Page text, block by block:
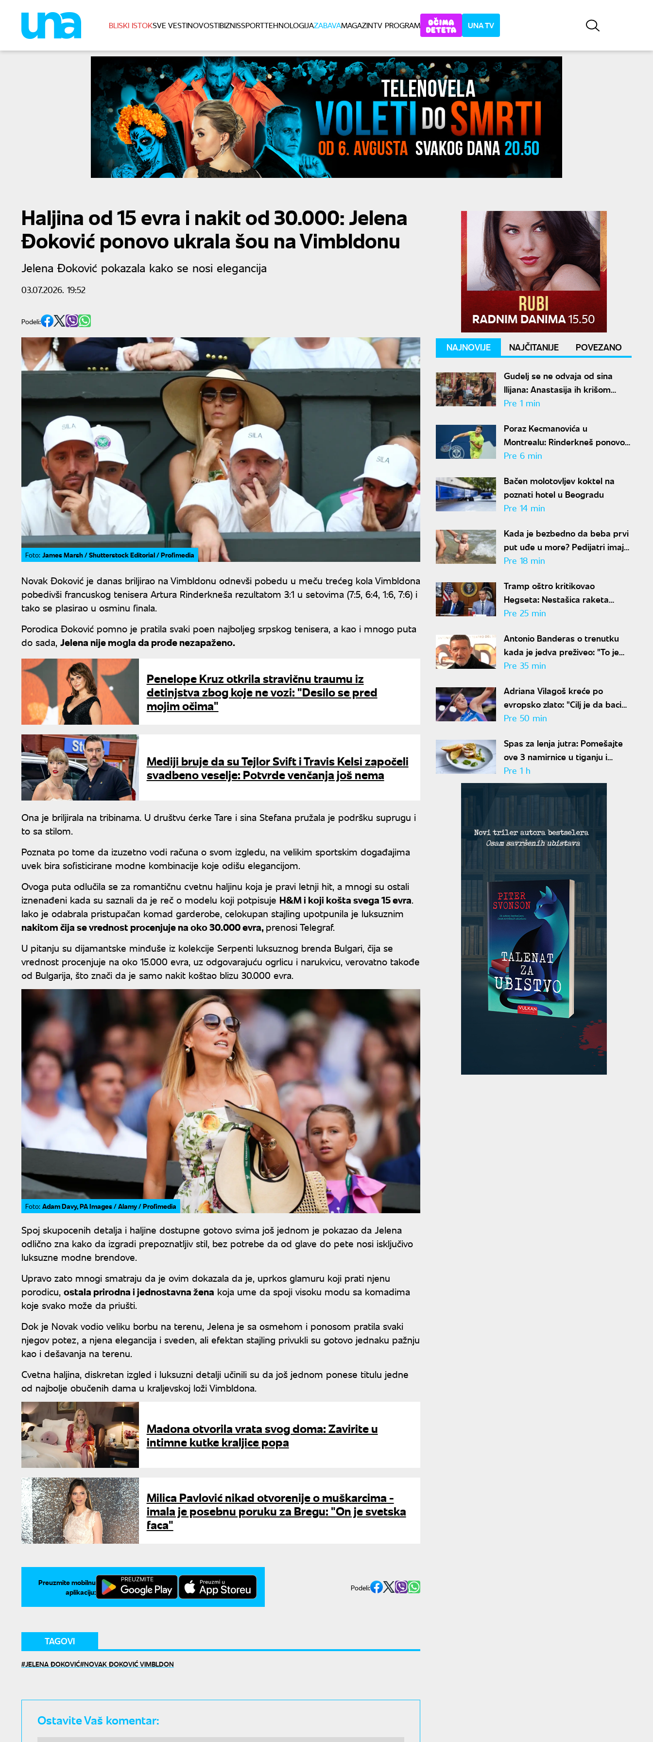
BLISKI ISTOKSVE VESTINOVOSTIBIZNISSPORTTEHNOLOGIJAZABAVAMAGAZINTV PROGRAM UNA TV
Haljina od 15 evra i nakit od 30.000: Jelena
Đoković ponovo ukrala šou na Vimbldonu
Jelena Đoković pokazala kako se nosi elegancija
03.07.2026. 19:52
Podeli:
Foto: James Marsh / Shutterstock Editorial / Profimedia
Novak Đoković je danas briljirao na Vimbldonu odnevši pobedu u meču trećeg kola Vimbldona
pobedivši francuskog tenisera Artura Rinderkneša rezultatom 3:1 u setovima (7:5, 6:4, 1:6, 7:6) i
tako se plasirao u osminu finala.
Porodica Đoković pomno je pratila svaki poen najboljeg srpskog tenisera, a kao i mnogo puta
do sada, Jelena nije mogla da prođe nezapaženo.
Penelope Kruz otkrila stravičnu traumu iz
detinjstva zbog koje ne vozi: "Desilo se pred
mojim očima"
Mediji bruje da su Tejlor Svift i Travis Kelsi započeli
svadbeno veselje: Potvrde venčanja još nema
Ona je briljirala na tribinama. U društvu ćerke Tare i sina Stefana pružala je podršku suprugu i
to sa stilom.
Poznata po tome da izuzetno vodi računa o svom izgledu, na velikim sportskim događajima
uvek bira sofisticirane modne kombinacije koje odišu elegancijom.
Ovoga puta odlučila se za romantičnu cvetnu haljinu koja je pravi letnji hit, a mnogi su ostali
iznenađeni kada su saznali da je reč o modelu koji potpisuje H&M i koji košta svega 15 evra.
Iako je odabrala pristupačan komad garderobe, celokupan stajling upotpunila je luksuznim
nakitom čija se vrednost procenjuje na oko 30.000 evra,prenosi Telegraf.
U pitanju su dijamantske minđuše iz kolekcije Serpenti luksuznog brenda Bulgari, čija se
vrednost procenjuje na oko 15.000 evra, uz odgovarajuću ogrlicu i narukvicu, verovatno takođe
od Bulgarija, što znači da je samo nakit koštao blizu 30.000 evra.
Foto: Adam Davy, PA Images / Alamy / Profimedia
Spoj skupocenih detalja i haljine dostupne gotovo svima još jednom je pokazao da Jelena
odlično zna kako da izgradi prepoznatljiv stil, bez potrebe da od glave do pete nosi isključivo
luksuzne modne brendove.
Upravo zato mnogi smatraju da je ovim dokazala da je, uprkos glamuru koji prati njenu
porodicu, ostala prirodna i jednostavna žena koja ume da spoji visoku modu sa komadima
koje svako može da priušti.
Dok je Novak vodio veliku borbu na terenu, Jelena je sa osmehom i ponosom pratila svaki
njegov potez, a njena elegancija i sveden, ali efektan stajling privukli su gotovo jednaku pažnju
kao i dešavanja na terenu.
Cvetna haljina, diskretan izgled i luksuzni detalji učinili su da još jednom ponese titulu jedne
od najbolje obučenih dama u kraljevskoj loži Vimbldona.
Madona otvorila vrata svog doma: Zavirite u
intimne kutke kraljice popa
Milica Pavlović nikad otvorenije o muškarcima -
imala je posebnu poruku za Bregu: "On je svetska
faca"
Preuzmite mobilnu
aplikaciju:
Podeli:
TAGOVI
JELENA ĐOKOVIĆ NOVAK ĐOKOVIĆ VIMBLDON
Ostavite Vaš komentar:
NAJNOVIJE NAJČITANIJE POVEZANO
Gudelj se ne odvaja od sina
Ilijana: Anastasija ih krišom
snimila i sve objavila
Pre 1 min
Poraz Kecmanovića u
Montrealu: Rinderkneš ponovo
koban za Srbina
Pre 6 min
Bačen molotovljev koktel na
poznati hotel u Beogradu
Pre 14 min
Kada je bezbedno da beba prvi
put uđe u more? Pedijatri imaju
jasan odgovor
Pre 18 min
Tramp oštro kritikovao
Hegseta: Nestašica raketa
zaustavila nove udare na Iran
Pre 25 min
Antonio Banderas o trenutku
kada je jedva preživeo: "To je
najbolja stvar koja mi se desila"
Pre 35 min
Adriana Vilagoš kreće po
evropsko zlato: "Cilj je da bacim
dalje nego ove sezone"
Pre 50 min
Spas za lenja jutra: Pomešajte
ove 3 namirnice u tiganju i
dobićete doručak dostojan
najboljeg restorana
Pre 1 h